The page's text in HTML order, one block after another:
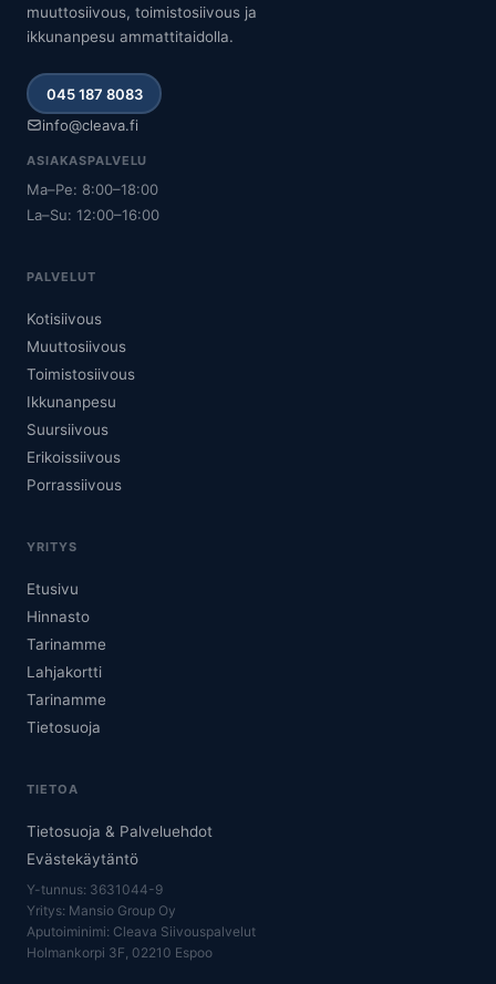
muuttosiivous, toimistosiivous ja
ikkunanpesu ammattitaidolla.
045 187 8083
info@cleava.fi
ASIAKASPALVELU
Ma–Pe: 8:00–18:00
La–Su: 12:00–16:00
PALVELUT
Kotisiivous
Muuttosiivous
Toimistosiivous
Ikkunanpesu
Suursiivous
Erikoissiivous
Porrassiivous
YRITYS
Etusivu
Hinnasto
Tarinamme
Lahjakortti
Tarinamme
Tietosuoja
TIETOA
Tietosuoja & Palveluehdot
Evästekäytäntö
Y-tunnus: 3631044-9
Yritys: Mansio Group Oy
Aputoiminimi: Cleava Siivouspalvelut
Holmankorpi 3F, 02210 Espoo